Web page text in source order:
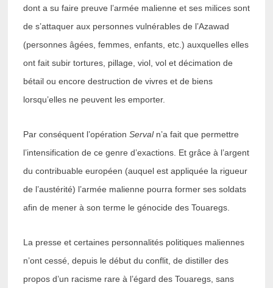
dont a su faire preuve l’armée malienne et ses milices sont
de s’attaquer aux personnes vulnérables de l’Azawad
(personnes âgées, femmes, enfants, etc.) auxquelles elles
ont fait subir tortures, pillage, viol, vol et décimation de
bétail ou encore destruction de vivres et de biens
lorsqu’elles ne peuvent les emporter.
Par conséquent l’opération Servaln’a fait que permettre
l’intensification de ce genre d’exactions. Et grâce à l’argent
du contribuable européen (auquel est appliquée la rigueur
de l’austérité) l’armée malienne pourra former ses soldats
afin de mener à son terme le génocide des Touaregs.
La presse et certaines personnalités politiques maliennes
n’ont cessé, depuis le début du conflit, de distiller des
propos d’un racisme rare à l’égard des Touaregs, sans